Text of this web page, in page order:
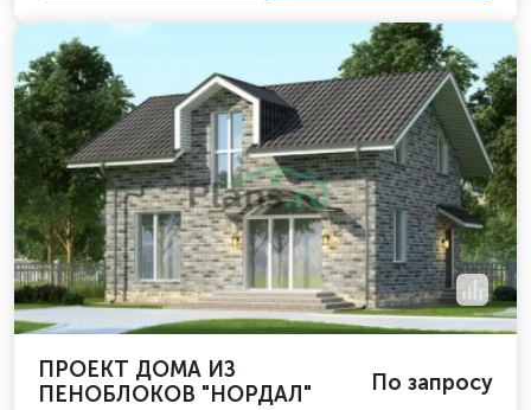
ПРОЕКТ ДОМА ИЗ
ПЕНОБЛОКОВ "НОРДАЛ"
По запросу